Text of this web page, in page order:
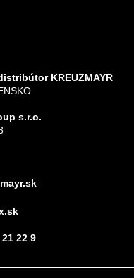
KREUZMAYR
s.r.o.
22 9